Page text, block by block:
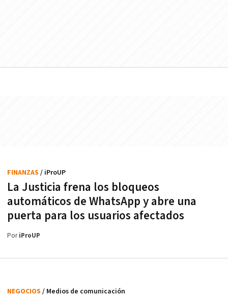
La Justicia frena los bloqueos
automáticos de WhatsApp y abre una
puerta para los usuarios afectados
FINANZAS / iProUP
PoriProUP
NEGOCIOS / Medios de comunicación